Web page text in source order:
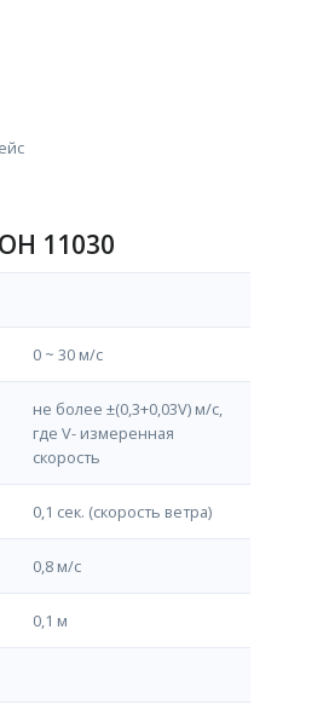
11030
0 ~ 30 м/с
не более ±(0,3+0,03V) м/с,
где V- измеренная
скорость
0,1 сек. (скорость ветра)
0,8 м/с
0,1 м